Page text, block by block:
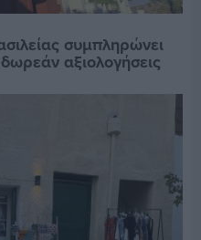
συμπληρώνει
αξιολογήσεις